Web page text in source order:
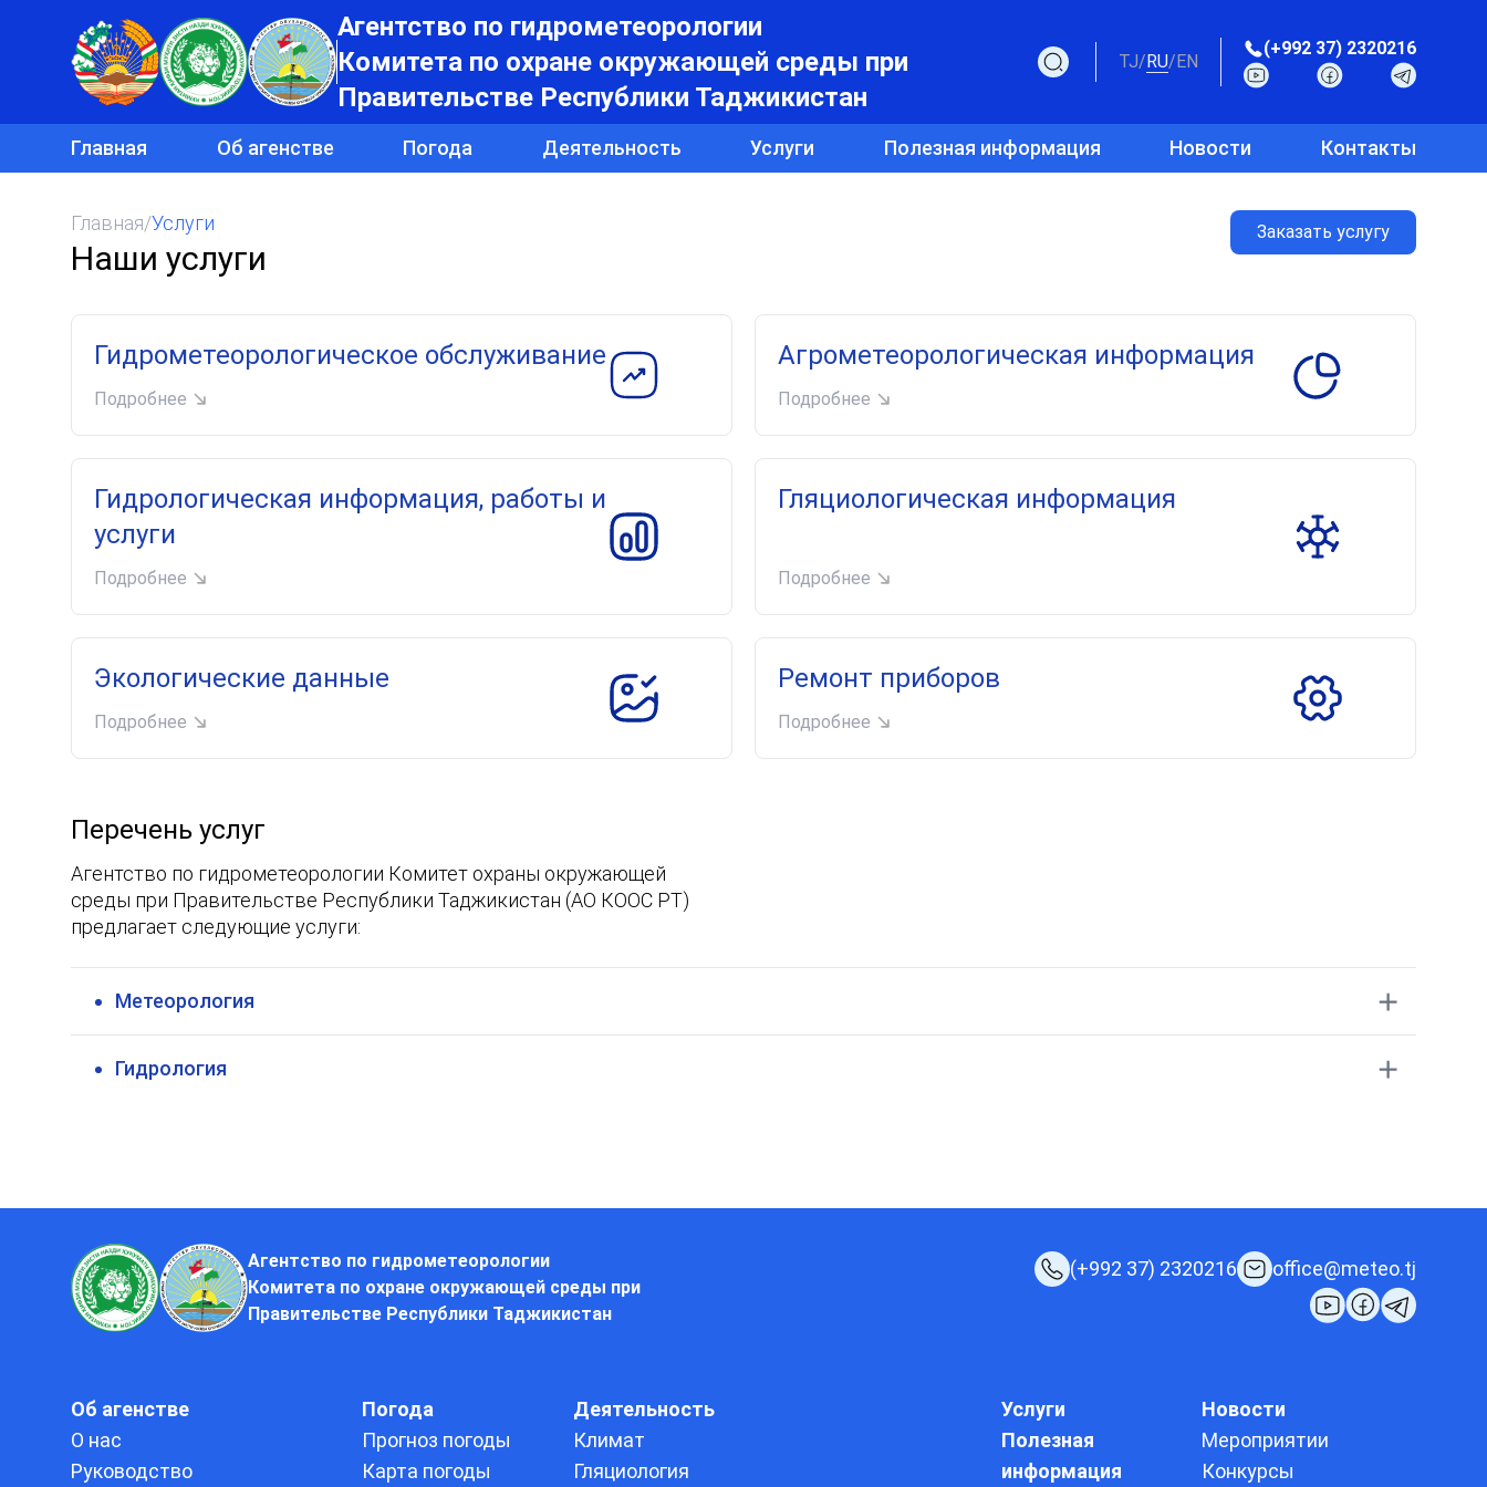
Агентство по гидрометеорологии
Комитета по охране окружающей среды при
Правительстве Республики Таджикистан
TJ/RU/EN
(+992 37) 2320216
Главная Об агенстве Погода Деятельность Услуги Полезная информация Новости Контакты
Главная/Услуги
Наши услуги
Заказать услугу
Гидрометеорологическое обслуживание
Подробнее
Агрометеорологическая информация
Подробнее
Гидрологическая информация, работы и
услуги
Подробнее
Гляциологическая информация
Подробнее
Экологические данные
Подробнее
Ремонт приборов
Подробнее
Перечень услуг
Агентство по гидрометеорологии Комитет охраны окружающей
среды при Правительстве Республики Таджикистан (АО КООС РТ)
предлагает следующие услуги:
Метеорология
Гидрология
Агентство по гидрометеорологии
Комитета по охране окружающей среды при
Правительстве Республики Таджикистан
(+992 37) 2320216 office@meteo.tj
Об агенстве
О нас
Руководство
Погода
Прогноз погоды
Карта погоды
Деятельность
Климат
Гляциология
Услуги
Полезная
информация
Новости
Мероприятии
Конкурсы